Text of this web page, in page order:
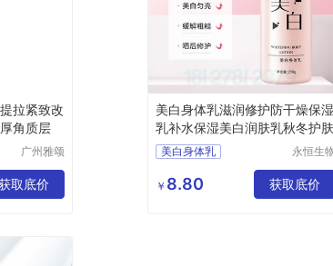
拉紧致改
角质层
广州雅颂
造有限公
司
取底价
美白身体乳滋润修护防干燥保
乳补水保湿美白润肤乳秋冬护
美白身体乳
美白身体乳加工
永恒生
（广州
有限公
￥ 8.80 获取底价